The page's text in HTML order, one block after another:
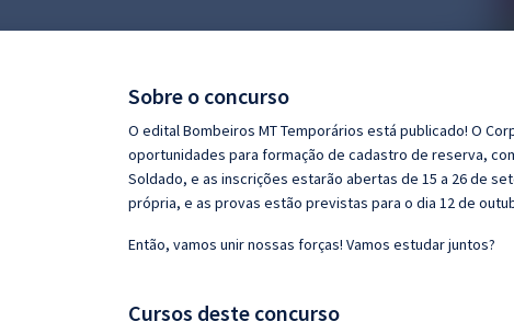
Sobre o concurso
O edital Bombeiros MT Temporários está publicado! O
oportunidades para formação de cadastro de reserva,
Soldado, e as inscrições estarão abertas de 15 a 26 de
própria, e as provas estão previstas para o dia 12 de
Então, vamos unir nossas forças! Vamos estudar juntos?
Cursos deste concurso